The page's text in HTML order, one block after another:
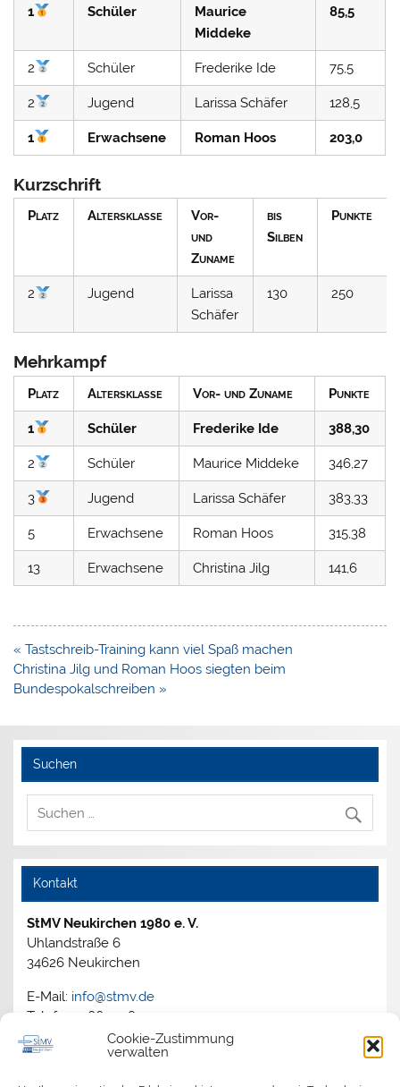
Cookie-Zustimmung
verwalten
1 Schüler
Maurice
Middeke
85,5
2 Schüler Frederike Ide 75,5
2 Jugend Larissa Schäfer 128,5
1 Erwachsene Roman Hoos 203,0
Kurzschrift
Platz Altersklasse
Vor-
und
Zuname
bis
Silben
Punkte
2 Jugend
Larissa
Schäfer
130 250
Mehrkampf
Platz Altersklasse Vor- und Zuname Punkte
1 Schüler Frederike Ide 388,30
2 Schüler Maurice Middeke 346,27
3 Jugend Larissa Schäfer 383,33
5 Erwachsene Roman Hoos 315,38
13 Erwachsene Christina Jilg 141,6
Beitragsnavigation
« Tastschreib-Training kann viel Spaß machen
Christina Jilg und Roman Hoos siegten beim
Bundespokalschreiben »
Suchen
Kontakt
StMV Neukirchen 1980 e. V.
Uhlandstraße 6
34626 Neukirchen
E-Mail: info@stmv.de
Telefon: 06694 1805